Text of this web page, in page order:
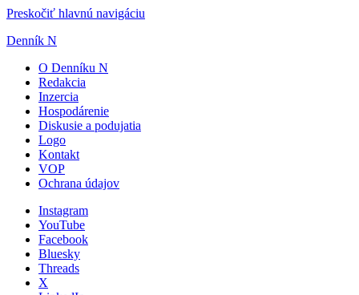
Preskočiť hlavnú navigáciu
Denník N
O Denníku N
Redakcia
Inzercia
Hospodárenie
Diskusie a podujatia
Logo
Kontakt
VOP
Ochrana údajov
Instagram
YouTube
Facebook
Bluesky
Threads
X